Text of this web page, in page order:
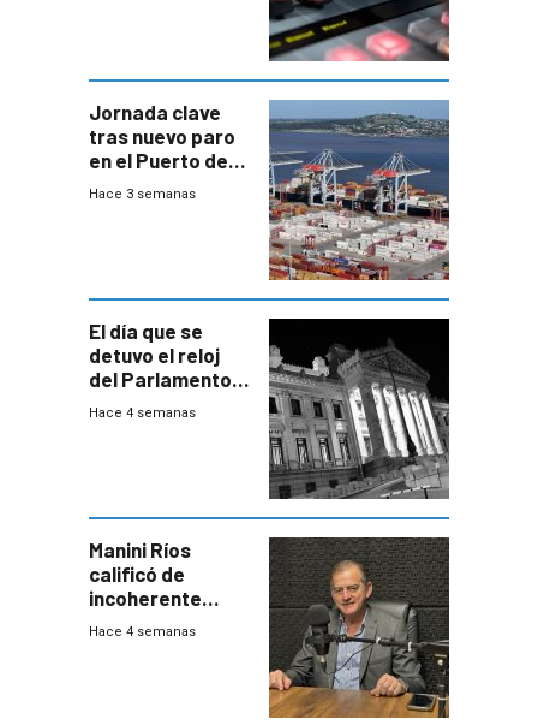
Jornada clave
tras nuevo paro
en el Puerto de
Montevideo
Hace 3 semanas
El día que se
detuvo el reloj
del Parlamento
para negociar
Hace 4 semanas
Manini Ríos
calificó de
incoherente
decisión de
Hace 4 semanas